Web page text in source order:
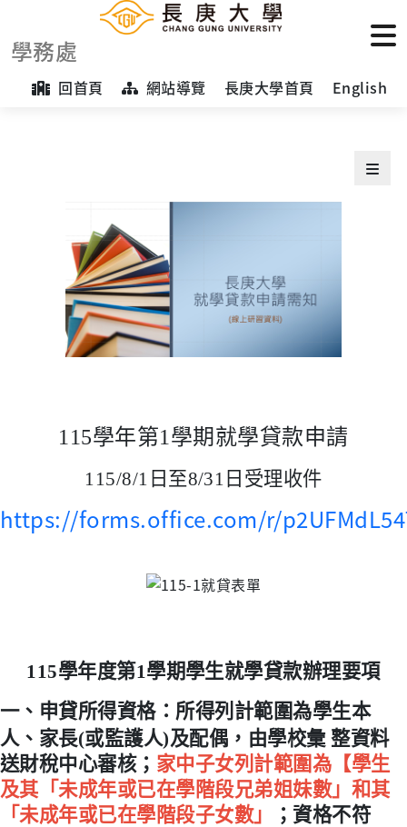
學務處
回首頁 網站導覽 長庚大學首頁 English
1 15學年第1 學期就學貸款申請
115/8/1 日至8/31日受理收件
https://forms.office.com/r/
115學年度第1 學期學生就學貸款辦理要項
一、申貸所得資格：所得列計範圍為學生本
人、家長(或監護人)及配偶，由學校彙 整資料
送財稅中心審核； 家中子女列計範圍為【學生
及其「未成年或已在學階段兄弟姐妹數」和其
「未成年或已在學階段子女數」
；資格不符